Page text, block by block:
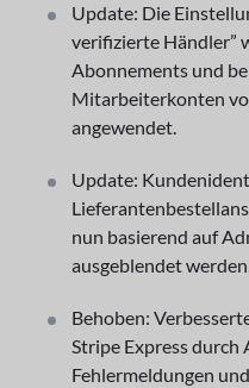
Update: Die
verifizierte Händler”
Abonnements und
Mitarbeiterkonten
angewendet.
Update:
nun basierend auf
ausgeblendet
Behoben:
Stripe Express durch
Fehlermeldungen